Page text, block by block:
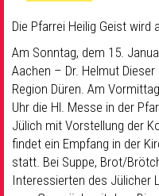
Die Pfarrei Heilig Geist wird
Am Sonntag, dem 15.
Aachen – Dr. Helmut
Region Düren. Am
Uhr die Hl. Messe in der
Jülich mit Vorstellung der
findet ein Empfang in der
statt. Bei Suppe, Brot/
Interessierten des Jülicher